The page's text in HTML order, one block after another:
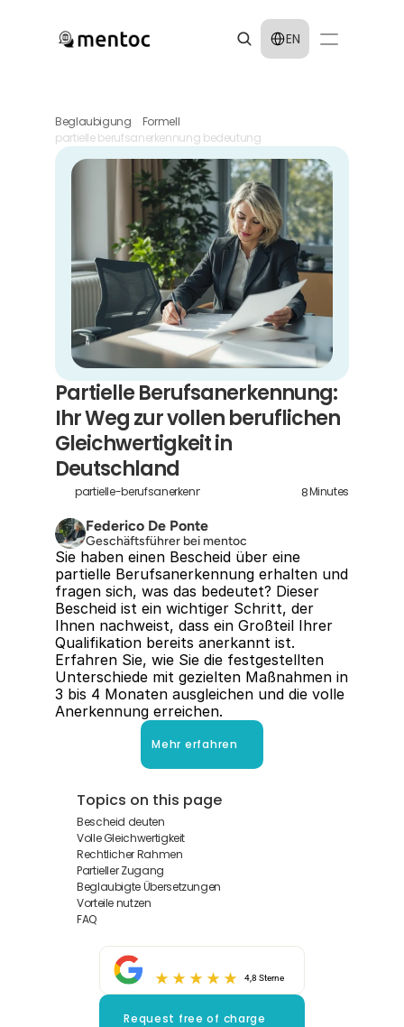
Select Language
EN
Beglaubigung
Formell
partielle berufsanerkennung bedeutung
Partielle Berufsanerkennung:
Ihr Weg zur vollen beruflichen
Gleichwertigkeit in
Deutschland
partielle-berufsanerkennung-bedeutung 8Minutes
Federico De Ponte
Geschäftsführer bei mentoc
Sie haben einen Bescheid über eine
partielle Berufsanerkennung erhalten und
fragen sich, was das bedeutet? Dieser
Bescheid ist ein wichtiger Schritt, der
Ihnen nachweist, dass ein Großteil Ihrer
Qualifikation bereits anerkannt ist.
Erfahren Sie, wie Sie die festgestellten
Unterschiede mit gezielten Maßnahmen in
3 bis 4 Monaten ausgleichen und die volle
Anerkennung erreichen.
Mehr erfahren
Topics on this page
Bescheid deuten
Volle Gleichwertigkeit
Rechtlicher Rahmen
Partieller Zugang
Beglaubigte Übersetzungen
Vorteile nutzen
FAQ
4,8 Sterne
Request free of charge